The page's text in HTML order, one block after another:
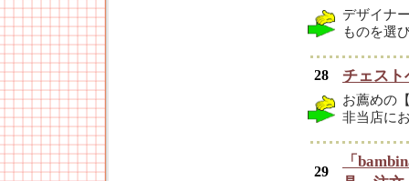
デザイナ
ものを選
28 チェスト
お薦めの
非当店に
29
「